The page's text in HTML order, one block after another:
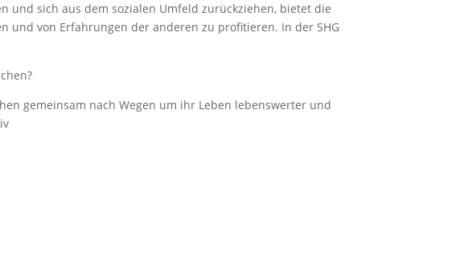
und sich aus dem sozialen Umfeld zurückziehen, bietet die
und von Erfahrungen der anderen zu profitieren. In der SHG
gemeinsam nach Wegen um ihr Leben lebenswerter und